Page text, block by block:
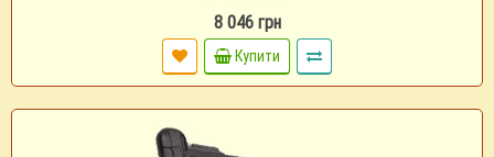
8 046 грн
Купити